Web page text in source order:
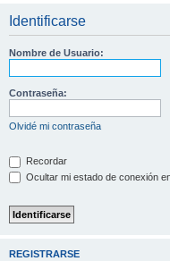
Identificarse
Nombre de Usuario:
Contraseña:
Olvidé mi contraseña
Recordar
Ocultar mi estado de conexión
REGISTRARSE